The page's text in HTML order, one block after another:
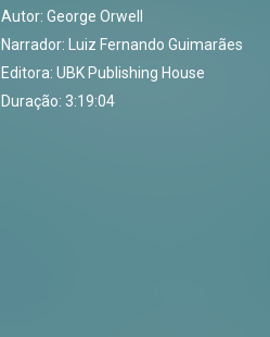
Autor: George Orwell
Narrador:
Luiz Fernando Guimarães
Editora: UBK Publishing House
Duração: 3:19:04